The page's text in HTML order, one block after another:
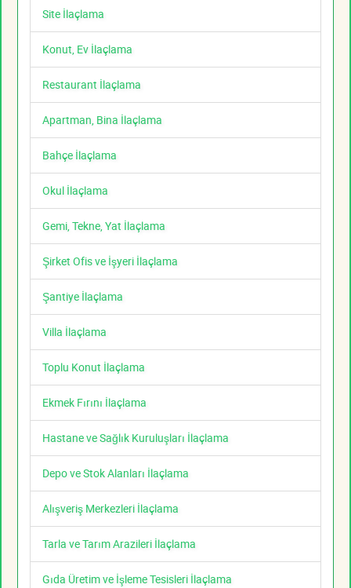
Site İlaçlama
Konut, Ev İlaçlama
Restaurant İlaçlama
Apartman, Bina İlaçlama
Bahçe İlaçlama
Okul İlaçlama
Gemi, Tekne, Yat İlaçlama
Şirket Ofis ve İşyeri İlaçlama
Şantiye İlaçlama
Villa İlaçlama
Toplu Konut İlaçlama
Ekmek Fırını İlaçlama
Hastane ve Sağlık Kuruluşları İlaçlama
Depo ve Stok Alanları İlaçlama
Alışveriş Merkezleri İlaçlama
Tarla ve Tarım Arazileri İlaçlama
Gıda Üretim ve İşleme Tesisleri İlaçlama